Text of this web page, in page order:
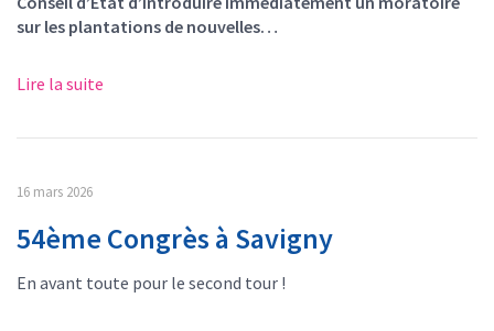
sur les plantations de nouvelles…
Lire la suite
16 mars 2026
54ème Congrès à Savigny
En avant toute pour le second tour !